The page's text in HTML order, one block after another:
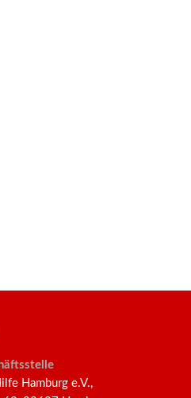
Hamburg e.V.,